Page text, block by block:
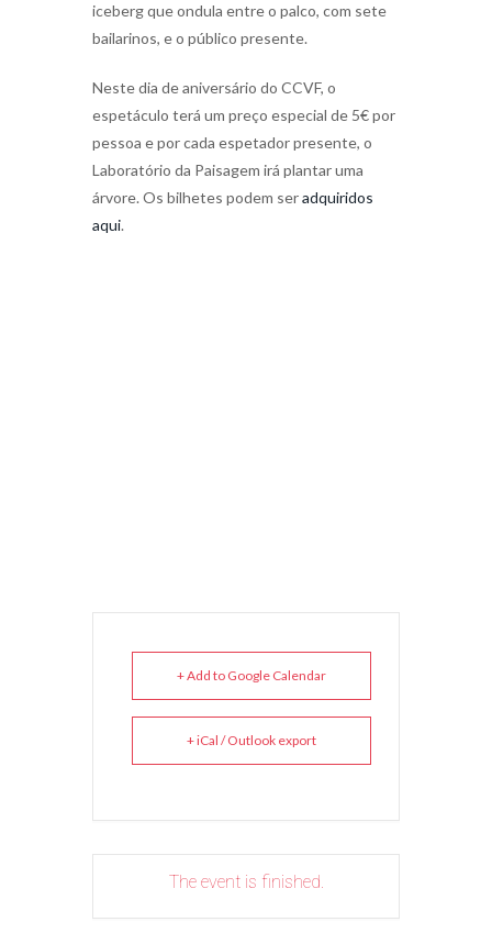
iceberg que ondula entre o palco, com sete
bailarinos, e o público presente.
Neste dia de aniversário do CCVF, o
espetáculo terá um preço especial de 5€ por
pessoa e por cada espetador presente, o
Laboratório da Paisagem irá plantar uma
árvore. Os bilhetes podem seradquiridos
aqui.
+ Add to Google Calendar
+ iCal / Outlook export
The event is finished.